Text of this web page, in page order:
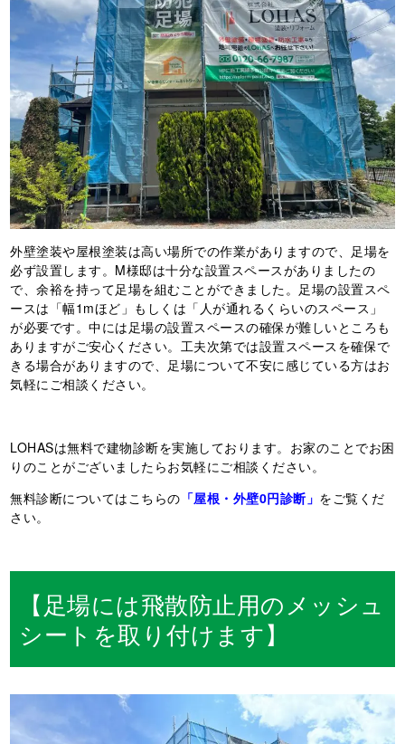
外壁塗装や屋根塗装は高い場所での作業がありますので、足場を
必ず設置します。M様邸は十分な設置スペースがありましたの
で、余裕を持って足場を組むことができました。足場の設置スペ
ースは「幅1mほど」もしくは「人が通れるくらいのスペース」
が必要です。中には足場の設置スペースの確保が難しいところも
ありますがご安心ください。工夫次第では設置スペースを確保で
きる場合がありますので、足場について不安に感じている方はお
気軽にご相談ください。
LOHASは無料で建物診断を実施しております。お家のことでお困
りのことがございましたらお気軽にご相談ください。
無料診断についてはこちらの 「屋根・外壁0円診断」 をご覧くだ
さい。
【足場には飛散防止用のメッシュ
シートを取り付けます】